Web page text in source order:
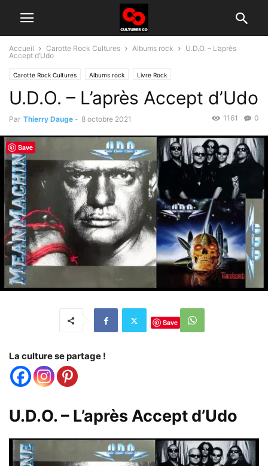
Accueil Carotte Rock Cultures Albums rock
U.D.O. – L’après
Accept d’Udo
Carotte Rock Cultures Albums rock Livre Rock
U.D.O. – L’après Accept d’Udo
Par Thierry Dauge - 8 octobre 2021 0
1161
Save
La culture se partage !
U.D.O. – L’après Accept d’Udo
Save